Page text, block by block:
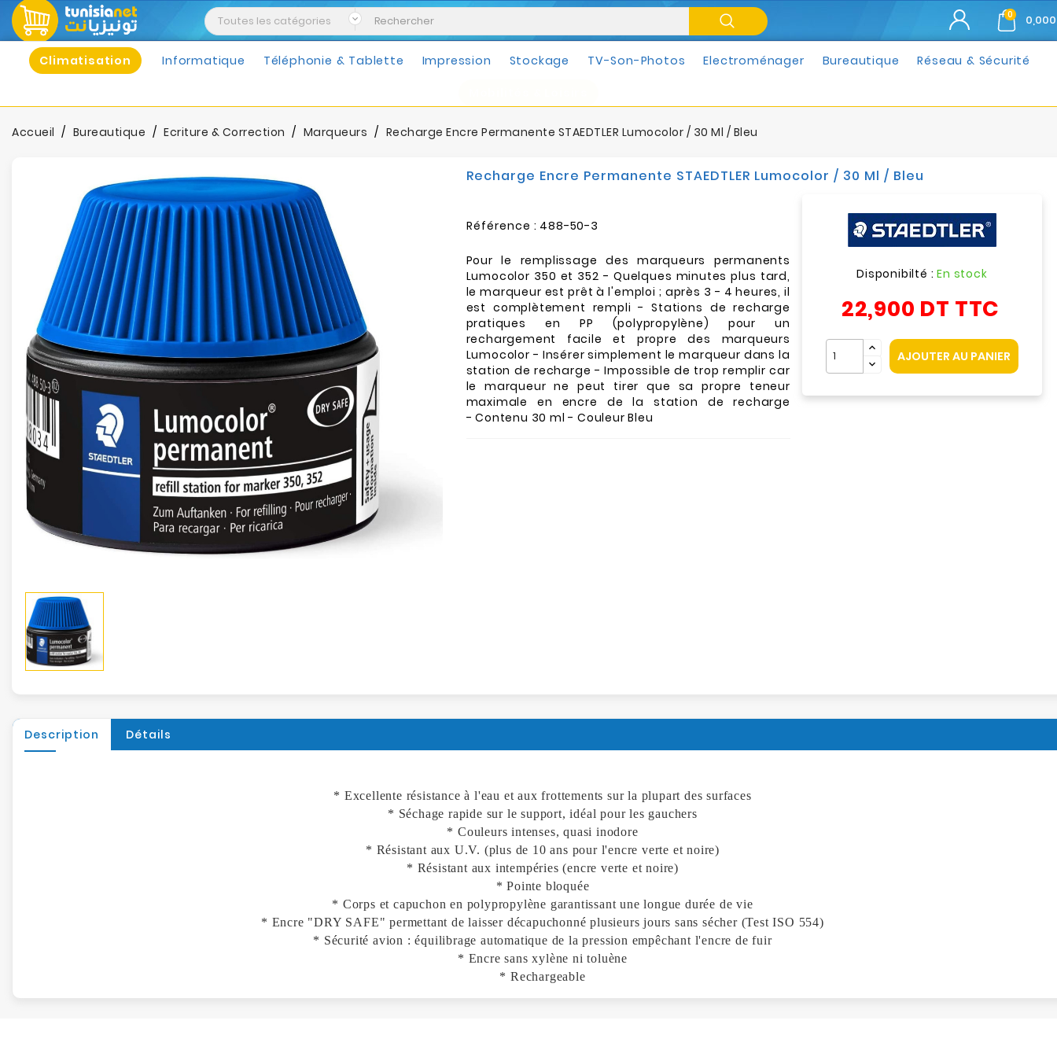
0
Climatisation Informatique Téléphonie & Tablette Impression Stockage TV-Son-Photos Electroménager Bureautique Réseau & Sécurité
Accueil Bureautique Ecriture & Correction Marqueurs Recharge Encre Permanente STAEDTLER Lumocolor / 30 Ml / Bleu
Recharge Encre Permanente STAEDTLER Lumocolor / 30 Ml / Bleu
Référence : 488-50-3
Pour le remplissage des marqueurs permanents
Lumocolor 350 et 352 - Quelques minutes plus tard,
le marqueur est prêt à l'emploi ; après 3 - 4 heures, il
est complètement rempli - Stations de recharge
pratiques en PP (polypropylène) pour un
rechargement facile et propre des marqueurs
Lumocolor - Insérer simplement le marqueur dans la
station de recharge - Impossible de trop remplir car
le marqueur ne peut tirer que sa propre teneur
maximale en encre de la station de recharge
- Contenu 30 ml - Couleur Bleu
Disponibilté :En stock
22,900 DT TTC
AJOUTER AU PANIER
Description Détails
* Excellente résistance à l'eau et aux frottements sur la plupart des surfaces
* Séchage rapide sur le support, idéal pour les gauchers
* Couleurs intenses, quasi inodore
* Résistant aux U.V. (plus de 10 ans pour l'encre verte et noire)
* Résistant aux intempéries (encre verte et noire)
* Pointe bloquée
* Corps et capuchon en polypropylène garantissant une longue durée de vie
* Encre "DRY SAFE" permettant de laisser décapuchonné plusieurs jours sans sécher (Test ISO 554)
* Sécurité avion : équilibrage automatique de la pression empêchant l'encre de fuir
* Encre sans xylène ni toluène
* Rechargeable